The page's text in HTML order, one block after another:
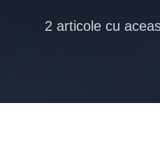
2 articole cu